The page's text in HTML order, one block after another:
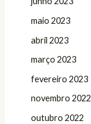
maio 2023
abril 2023
março 2023
fevereiro 2023
novembro 2022
outubro 2022